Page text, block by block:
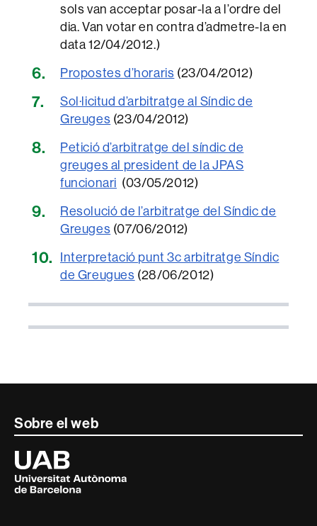
sols van acceptar posar-la a l’ordre del
dia. Van votar en contra d’admetre-la en
data 12/04/2012.)
Propostes d’horaris (23/04/2012)
Sol·licitud d’arbitratge al Síndic de
Greuges (23/04/2012)
Petició d’arbitratge del síndic de
greuges al president de la JPAS
funcionari (03/05/2012)
Resolució de l’arbitratge del Síndic de
Greuges (07/06/2012)
Interpretació punt 3c arbitratge Síndic
de Greugues (28/06/2012)
Contacte
informació
legal
Sobre el web
Universitat
Autònoma
de
Barcelona